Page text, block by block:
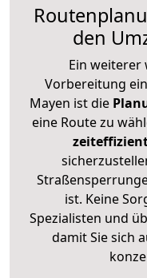
den
Ein weiterer
Vorbereitung
Mayen ist die
eine Route zu
ist. Keine
Spezialisten und
damit Sie sich